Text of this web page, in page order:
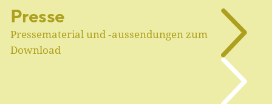
Presse
Pressematerial und ‑aussendungen zum
Download